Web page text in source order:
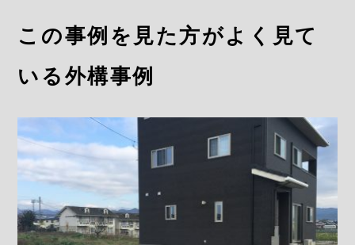
この事例を見た方がよく見て
いる外構事例